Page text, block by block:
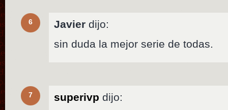
6 Javier dijo:
sin duda la mejor serie de todas.
7 superivp dijo: